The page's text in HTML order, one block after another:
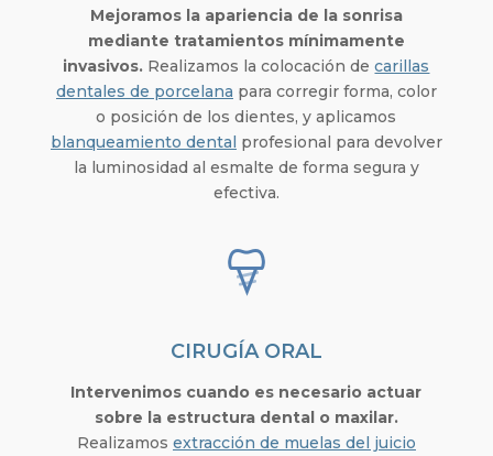
Mejoramos la apariencia de la sonrisa
mediante tratamientos mínimamente
invasivos. Realizamos la colocación decarillas
dentales de porcelana para corregir forma, color
o posición de los dientes, y aplicamos
blanqueamiento dental profesional para devolver
la luminosidad al esmalte de forma segura y
efectiva.
CIRUGÍA ORAL
Intervenimos cuando es necesario actuar
sobre la estructura dental o maxilar.
Realizamos extracción de muelas del juicio